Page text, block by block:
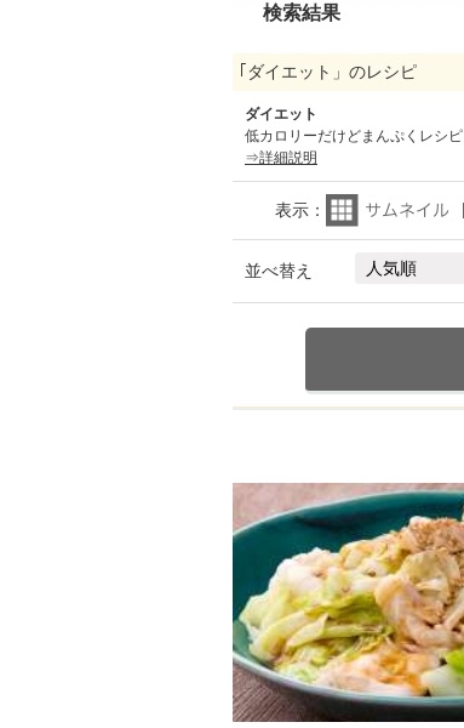
検索結果
｢ダイエット」のレシピ
ダイエット
低カロリーだけどまんぷくレシピ
⇒詳細説明
表示：
並べ替え